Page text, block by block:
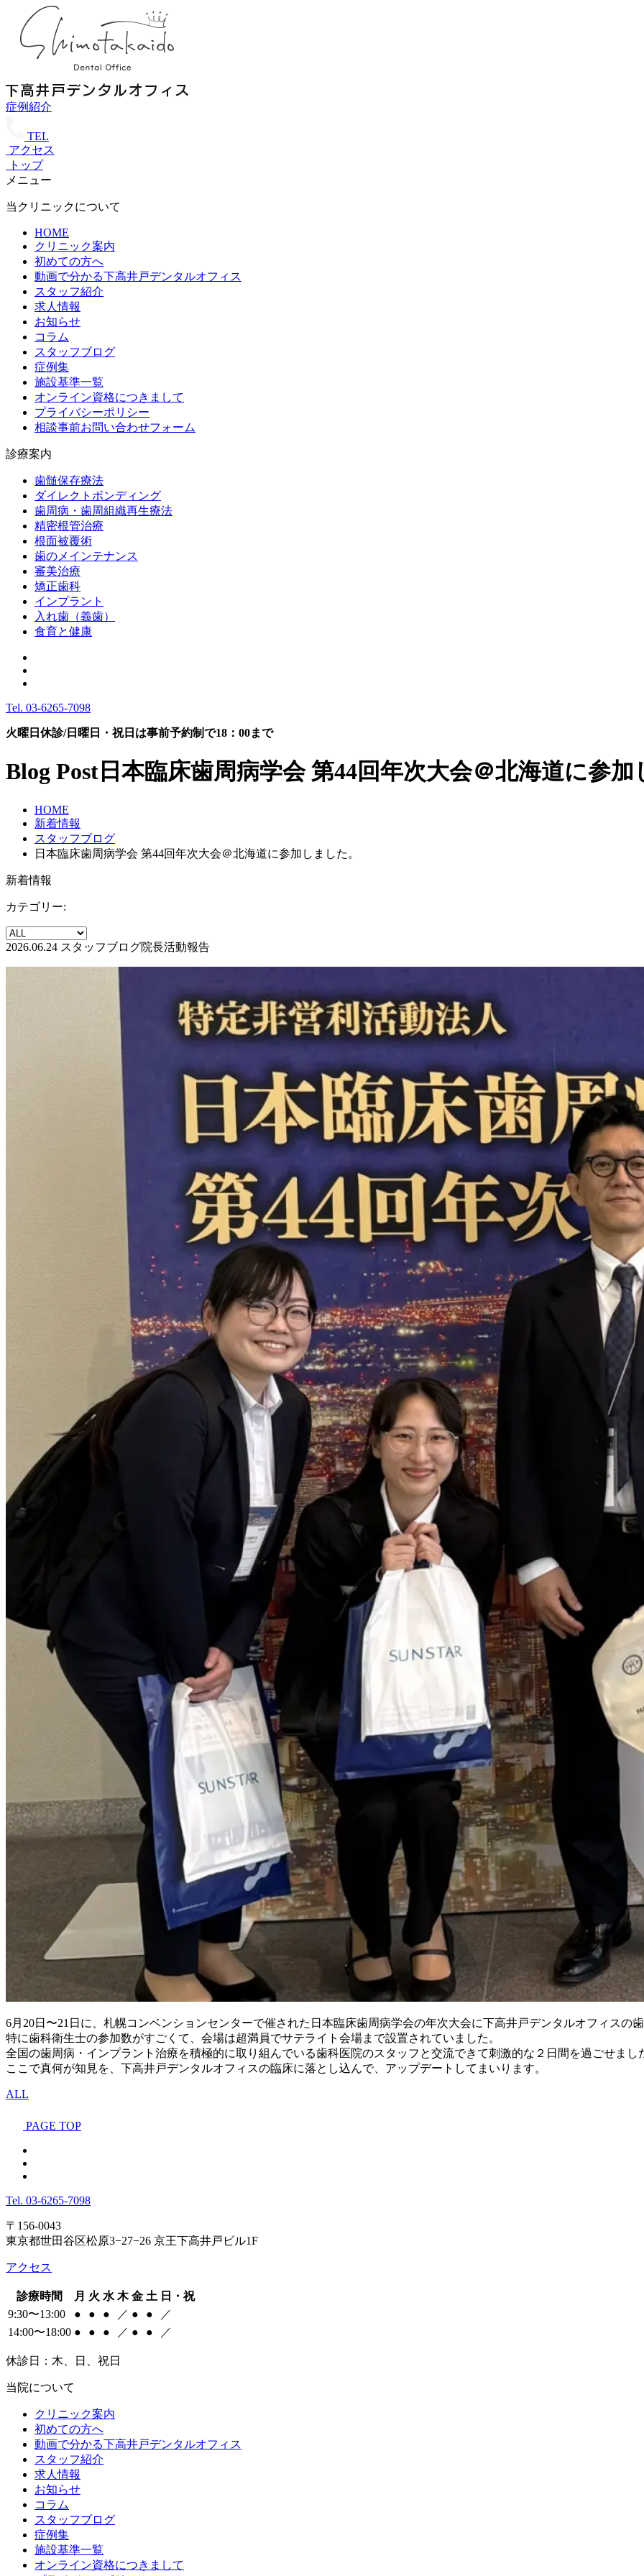
症例紹介
TEL
アクセス
トップ
メニュー
当クリニックについて
HOME
クリニック案内
初めての方へ
動画で分かる下高井戸デンタルオフィス
スタッフ紹介
求人情報
お知らせ
コラム
スタッフブログ
症例集
施設基準一覧
オンライン資格につきまして
プライバシーポリシー
相談事前お問い合わせフォーム
診療案内
歯髄保存療法
ダイレクトボンディング
歯周病・歯周組織再生療法
精密根管治療
根面被覆術
歯のメインテナンス
審美治療
矯正歯科
インプラント
入れ歯（義歯）
食育と健康
Tel. 03-6265-7098
火曜日休診/日曜日・祝日は事前予約制で18：00まで
Blog Post 日本臨床歯周病学会 第44回年次大会＠北海道に参加
HOME
新着情報
スタッフブログ
日本臨床歯周病学会 第44回年次大会＠北海道に参加しました。
新着情報
カテゴリー:
2026.06.24 スタッフブログ院長活動報告
6月20日〜21日に、札幌コンベンションセンターで催された日本臨床歯周病学会の年次大会に下高井戸デンタルオフィスの
特に歯科衛生士の参加数がすごくて、会場は超満員でサテライト会場まで設置されていました。
全国の歯周病・インプラント治療を積極的に取り組んでいる歯科医院のスタッフと交流できて刺激的な２日間を過ごせまし
ここで真何が知見を、下高井戸デンタルオフィスの臨床に落とし込んで、アップデートしてまいります。
ALL
PAGE TOP
Tel. 03-6265-7098
〒156-0043
東京都世田谷区松原3−27−26 京王下高井戸ビル1F
アクセス
診療時間 月 火 水 木 金 土 日・祝
9:30〜13:00
● ● ● ／ ● ●
／
14:00〜18:00 ● ● ● ／ ● ● ／
休診日：木、日、祝日
当院について
クリニック案内
初めての方へ
動画で分かる下高井戸デンタルオフィス
スタッフ紹介
求人情報
お知らせ
コラム
スタッフブログ
症例集
施設基準一覧
オンライン資格につきまして